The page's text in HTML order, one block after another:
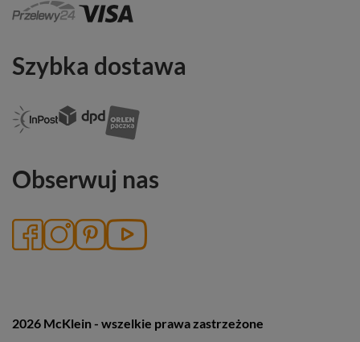
Szybka dostawa
Obserwuj nas
2026 McKlein - wszelkie prawa zastrzeżone